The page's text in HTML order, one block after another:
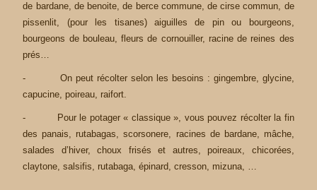
de bardane, de benoite, de berce commune, de cirse commun, de
pissenlit, (pour les tisanes) aiguilles de pin ou bourgeons,
bourgeons de bouleau, fleurs de cornouiller, racine de reines des
prés…
- On peut récolter selon les besoins : gingembre, glycine,
capucine, poireau, raifort.
- Pour le potager « classique », vous pouvez récolter la fin
des panais, rutabagas, scorsonere, racines de bardane, mâche,
salades d’hiver, choux frisés et autres, poireaux, chicorées,
claytone, salsifis, rutabaga, épinard, cresson, mizuna, …